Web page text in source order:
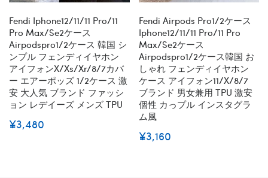
Fendi Iphone12/11/11 Pro/11
Pro Max/se2ケース
Airpodspro1/2ケース 韓国 シ
ンプル フェンディイヤホン
アイフォンx/xs/xr/8/7カバ
ー エアーポッズ 1/2ケース 激
安 大人気 ブランド ファッシ
ョン レデイーズ メンズ TPU
¥3,480
Fendi Airpods Pro1/2ケース
Iphone12/11/11 Pro/11 Pro
Max/se2ケース
Airpodspro1/2ケース韓国 お
しゃれ フェンディイヤホン
ケース アイフォン11/x/8/7
ブランド 男女兼用 TPU 激安
個性 カっプル インスタグラ
ム風
¥3,160